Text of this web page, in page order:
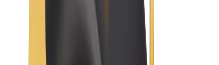
Koloběžky
Bolt Food